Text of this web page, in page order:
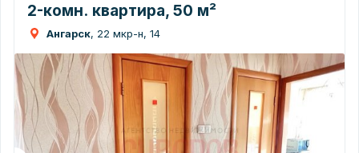
2-комн. квартира, 50 м²
Ангарск, 22 мкр-н, 14